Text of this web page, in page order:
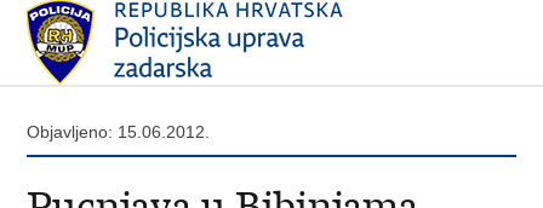
Objavljeno: 15.06.2012.